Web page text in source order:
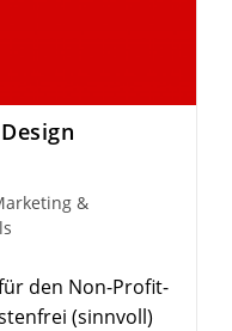
Design
&
den Non-Profit-
(sinnvoll)